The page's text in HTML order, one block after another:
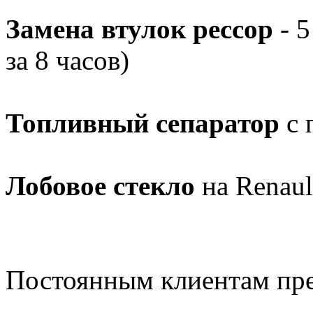
Замена втулок рессор -
за 8 часов)
Топливный сепаратор с
Лобовое стекло на
Постоянным клиентам